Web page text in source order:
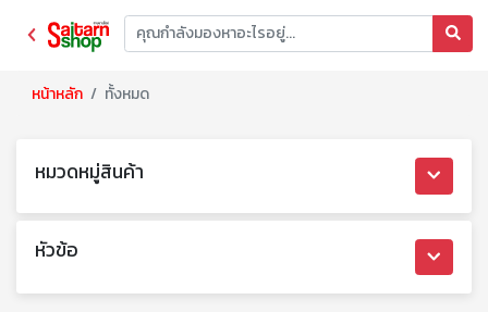
หน้าหลัก ทั้งหมด
หมวดหมู่สินค้า
หัวข้อ